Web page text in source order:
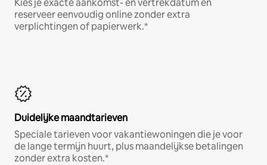
Kies je exacte aankomst- en vertrekdatum en
reserveer eenvoudig online zonder extra
verplichtingen of papierwerk.*
Duidelijke maandtarieven
Speciale tarieven voor vakantiewoningen die je voor
de lange termijn huurt, plus maandelijkse betalingen
zonder extra kosten.*